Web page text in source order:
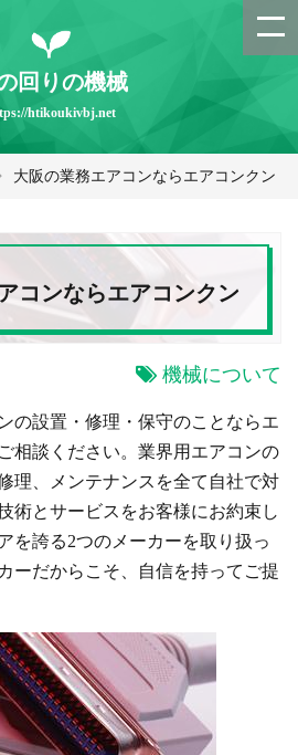
回りの機械
htikoukivbj.net
大阪の業務エアコンならエアコンクン
コンならエアコンクン
機械について
の設置・修理・保守のことならエ
相談ください。業界用エアコンの
理、メンテナンスを全て自社で対
術とサービスをお客様にお約束し
を誇る2つのメーカーを取り扱っ
ーだからこそ、自信を持ってご提